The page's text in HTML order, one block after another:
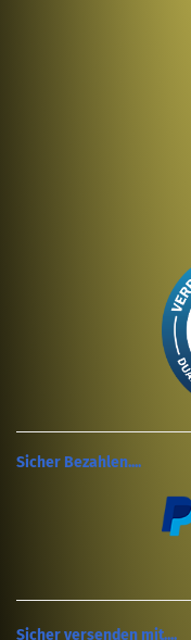
Sicher Bezahlen....
Sicher versenden mit....